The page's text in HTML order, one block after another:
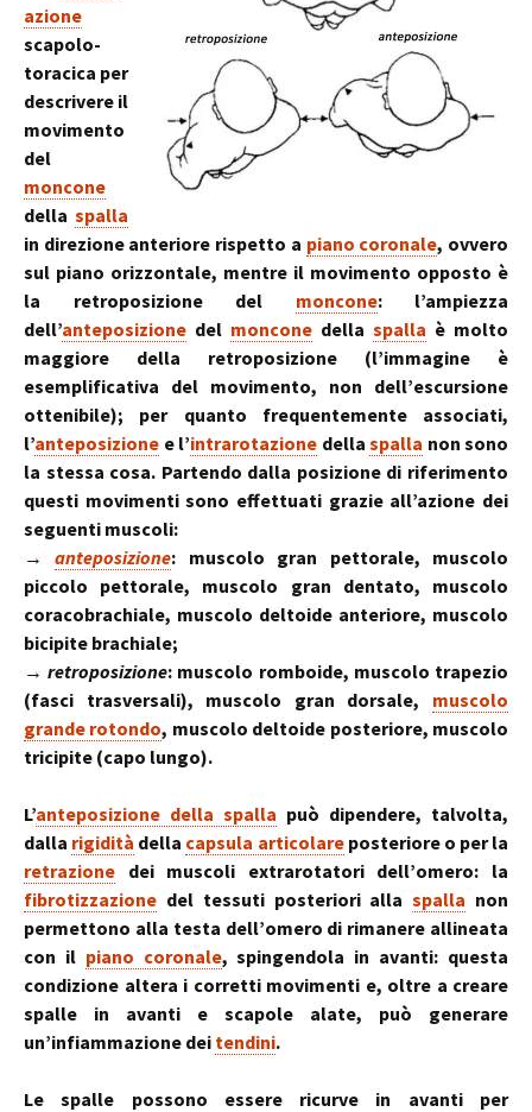
azione
scapolo-
toracica per
descrivere il
movimento
del
moncone
della spalla
in direzione anteriore rispetto a piano coronale, ovvero
sul piano orizzontale, mentre il movimento opposto è
la retroposizione del moncone: l’ampiezza
dell’anteposizione del moncone della spalla è molto
maggiore della retroposizione (l’immagine è
esemplificativa del movimento, non dell’escursione
ottenibile); per quanto frequentemente associati,
l’anteposizione e l’intrarotazione della spalla non sono
la stessa cosa. Partendo dalla posizione di riferimento
questi movimenti sono effettuati grazie all’azione dei
seguenti muscoli:
→anteposizione: muscolo gran pettorale, muscolo
piccolo pettorale, muscolo gran dentato, muscolo
coracobrachiale, muscolo deltoide anteriore, muscolo
bicipite brachiale;
→ retroposizione: muscolo romboide, muscolo trapezio
(fasci trasversali), muscolo gran dorsale, muscolo
grande rotondo, muscolo deltoide posteriore, muscolo
tricipite (capo lungo).
L’anteposizione della spalla può dipendere, talvolta,
dalla rigidità della capsula articolareposteriore o per la
retrazione dei muscoli extrarotatori dell’omero: la
fibrotizzazione del tessuti posteriori allaspalla non
permettono alla testa dell’omero di rimanere allineata
con il piano coronale, spingendola in avanti: questa
condizione altera i corretti movimenti e, oltre a creare
spalle in avanti e scapole alate, può generare
un’infiammazione dei tendini.
Le spalle possono essere ricurve in avanti per